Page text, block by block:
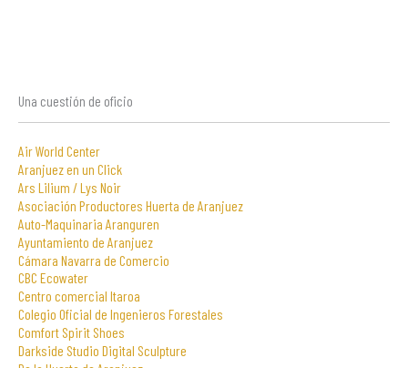
Una cuestión de oficio
Air World Center
Aranjuez en un Click
Ars Lilium / Lys Noir
Asociación Productores Huerta de Aranjuez
Auto-Maquinaria Aranguren
Ayuntamiento de Aranjuez
Cámara Navarra de Comercio
CBC Ecowater
Centro comercial Itaroa
Colegio Oficial de Ingenieros Forestales
Comfort Spirit Shoes
Darkside Studio Digital Sculpture